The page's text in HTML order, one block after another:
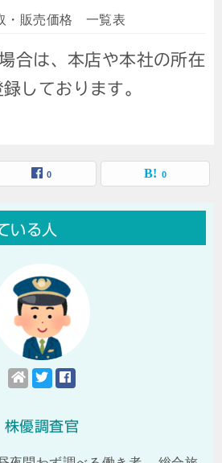
・販売価格 一覧表
合は、本店や本社の所在
しております。
0 0
いる人
株優調査官